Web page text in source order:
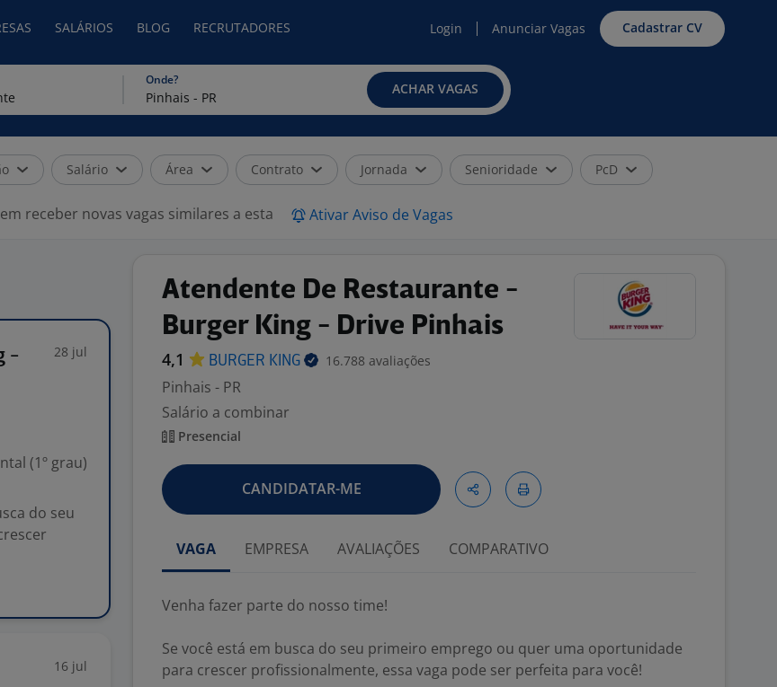
SALÁRIOS BLOG RECRUTADORES Login Anunciar Vagas Cadastrar CV
Onde?
ACHAR VAGAS
Salário Área Contrato Jornada Senioridade PcD
receber novas vagas similares a esta Ativar Aviso de Vagas
-
28 jul
(1º grau)
do seu
16 jul
Atendente De Restaurante -
Burger King - Drive Pinhais
4,1 BURGER KING 16.788 avaliações
Pinhais - PR
Salário a combinar
Presencial
CANDIDATAR-ME
VAGA EMPRESA AVALIAÇÕES COMPARATIVO
Venha fazer parte do nosso time!
Se você está em busca do seu primeiro emprego ou quer uma oportunidade
para crescer profissionalmente, essa vaga pode ser perfeita para você!